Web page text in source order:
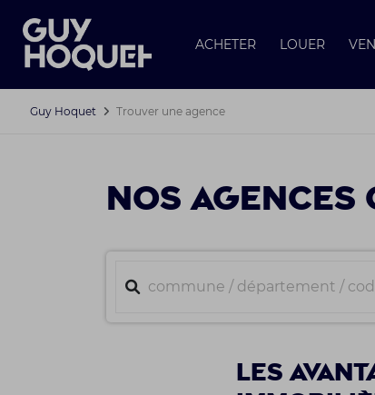
ACHETER LOUER
Guy Hoquet Trouver une agence
NOS
Les